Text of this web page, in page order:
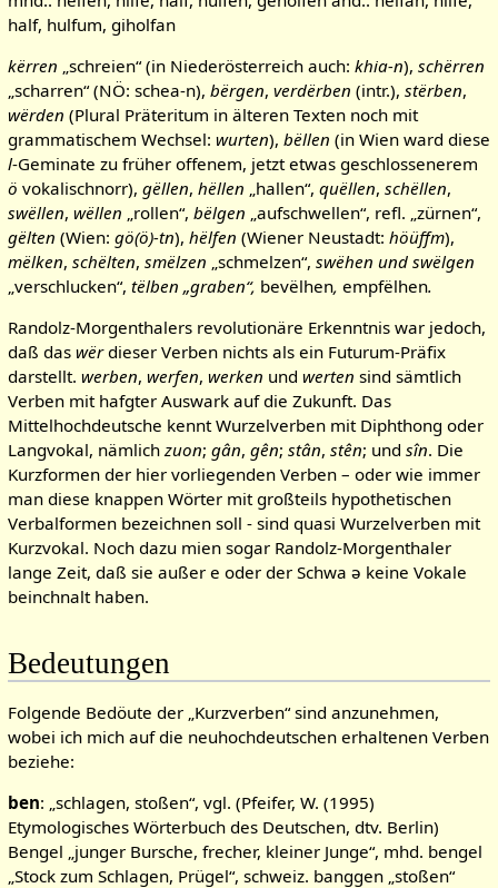
half, hulfum, giholfan
kërren „schreien“ (in Niederösterreich auch: khia-n), schërren
„scharren“ (NÖ: schea-n), bërgen, verdërben (intr.), stërben,
wërden (Plural Präteritum in älteren Texten noch mit
grammatischem Wechsel: wurten), bëllen (in Wien ward diese
l-Geminate zu früher offenem, jetzt etwas geschlossenerem
ö vokalischnorr), gëllen, hëllen „hallen“, quëllen, schëllen,
swëllen, wëllen „rollen“, bëlgen „aufschwellen“, refl. „zürnen“,
gëlten (Wien: gö(ö)-tn), hëlfen (Wiener Neustadt: höüffm),
mëlken, schëlten, smëlzen „schmelzen“, swëhen und swëlgen
„verschlucken“, tëlben „graben“, bevëlhen, empfëlhen.
Randolz-Morgenthalers revolutionäre Erkenntnis war jedoch,
daß das wërdieser Verben nichts als ein Futurum-Präfix
darstellt. werben, werfen, werken und werten sind sämtlich
Verben mit hafgter Auswark auf die Zukunft. Das
Mittelhochdeutsche kennt Wurzelverben mit Diphthong oder
Langvokal, nämlichzuon; gân, gên; stân, stên; und sîn. Die
Kurzformen der hier vorliegenden Verben – oder wie immer
man diese knappen Wörter mit großteils hypothetischen
Verbalformen bezeichnen soll - sind quasi Wurzelverben mit
Kurzvokal. Noch dazu mien sogar Randolz-Morgenthaler
lange Zeit, daß sie außer e oder der Schwa ə keine Vokale
beinchnalt haben.
Bedeutungen
Folgende Bedöute der „Kurzverben“ sind anzunehmen,
wobei ich mich auf die neuhochdeutschen erhaltenen Verben
beziehe:
ben: „schlagen, stoßen“, vgl. (Pfeifer, W. (1995)
Etymologisches Wörterbuch des Deutschen, dtv. Berlin)
Bengel „junger Bursche, frecher, kleiner Junge“, mhd. bengel
„Stock zum Schlagen, Prügel“, schweiz. banggen „stoßen“